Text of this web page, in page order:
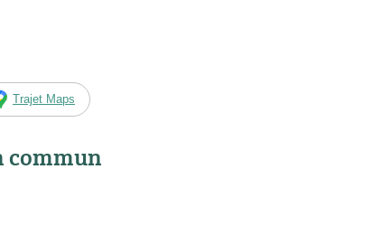
Trajet Maps
commun